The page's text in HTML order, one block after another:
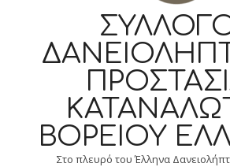
ΒΟΡΕΊΟΥ
Στο πλευρό του Έλληνα